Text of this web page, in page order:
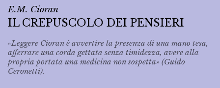
E.M. Cioran
IL CREPUSCOLO DEI PENSIERI
«Leggere Cioran è avvertire la presenza di una mano tesa,
afferrare una corda gettata senza timidezza, avere alla
propria portata una medicina non sospetta» (Guido
Ceronetti).